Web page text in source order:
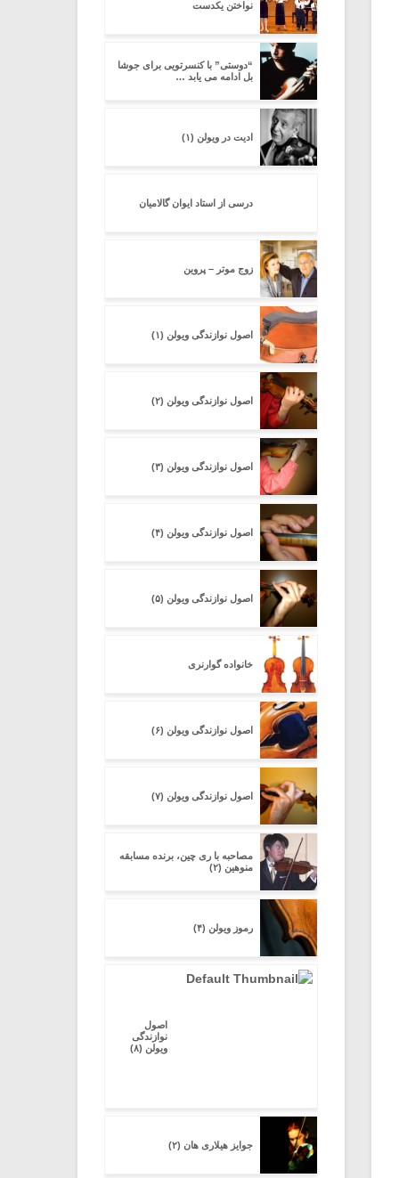
نواختن یکدست
“دوستی” با کنسرتویی برای جوشا
بل ادامه می یابد …
ادیت در ویولن (۱)
درسی از استاد ایوان گالامیان
زوج موتر – پروین
اصول نوازندگی ویولن (۱)
اصول نوازندگی ویولن (۲)
اصول نوازندگی ویولن (۳)
اصول نوازندگی ویولن (۴)
اصول نوازندگی ویولن (۵)
خانواده گوارنری
اصول نوازندگی ویولن (۶)
اصول نوازندگی ویولن (۷)
مصاحبه با ری چین، برنده مسابقه
منوهین (۲)
رموز ویولن (۴)
اصول
نوازندگی
ویولن (۸)
جوایز هیلاری هان (۲)